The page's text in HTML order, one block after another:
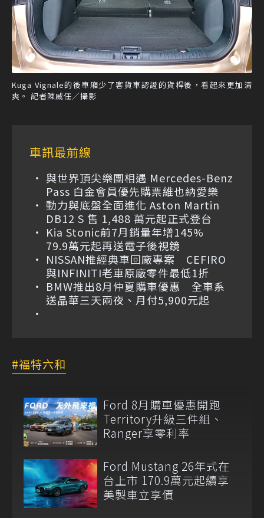
Kuga Vignale的後車廂少了客貨車認證的貨桿後，看起來更加清
爽。 記者陳威任／攝影
車訊最前線
與世界頂尖樂團相遇 Mercedes-Benz
Pass 白金會員優先購票維也納愛樂
動力與底盤全面進化 Aston Martin
DB12 S 售 1,488 萬元起正式登台
Kia Stonic前7月銷量年增145%
79.9萬元起再送電子後視鏡
NISSAN推經典車回廠專案 CEFIRO
與INFINITI老車原廠零件最低1折
BMW推出8月仲夏購車優惠 全車系
送晶華三天兩夜、月付5,900元起
福特六和
Ford 8月購車優惠開跑
Territory升級三件組、
Ranger享零利率
Ford Mustang 26年式在
台上市 170.9萬元起續享
美製車立享價